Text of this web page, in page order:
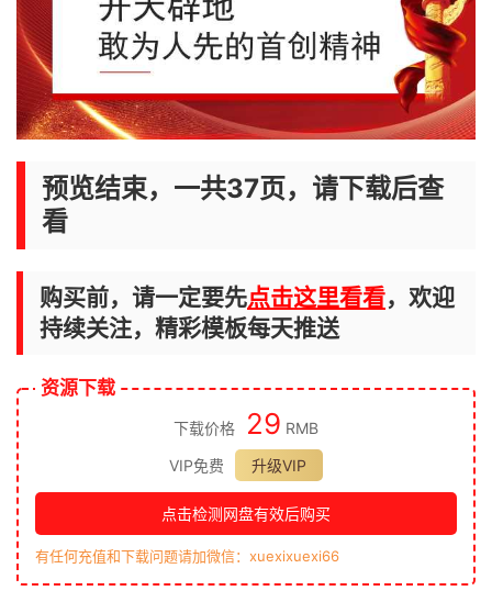
预览结束，一共37页，请下载后查
看
购买前，请一定要先点击这里看看，欢迎
持续关注，精彩模板每天推送
资源下载
下载价格 29 RMB
VIP免费
升级VIP
点击检测网盘有效后购买
有任何充值和下载问题请加微信：xuexixuexi66